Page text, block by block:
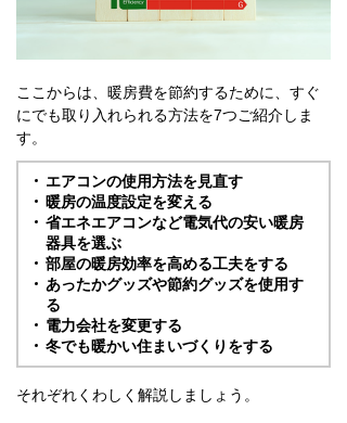
ここからは、暖房費を節約するために、すぐ
にでも取り入れられる方法を7つご紹介しま
す。
エアコンの使用方法を見直す
暖房の温度設定を変える
省エネエアコンなど電気代の安い暖房
器具を選ぶ
部屋の暖房効率を高める工夫をする
あったかグッズや節約グッズを使用す
る
電力会社を変更する
冬でも暖かい住まいづくりをする
それぞれくわしく解説しましょう。